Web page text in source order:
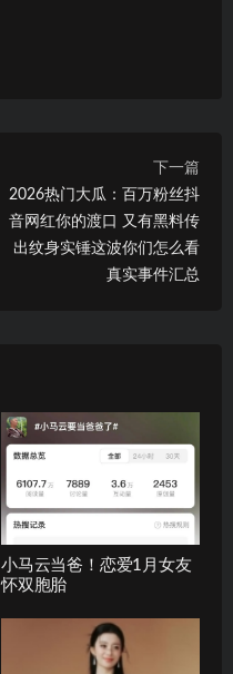
下一篇
2026热门大瓜：百万粉丝抖
音网红你的渡口 又有黑料传
出纹身实锤这波你们怎么看
真实事件汇总
小马云当爸！恋爱1月女友
怀双胞胎